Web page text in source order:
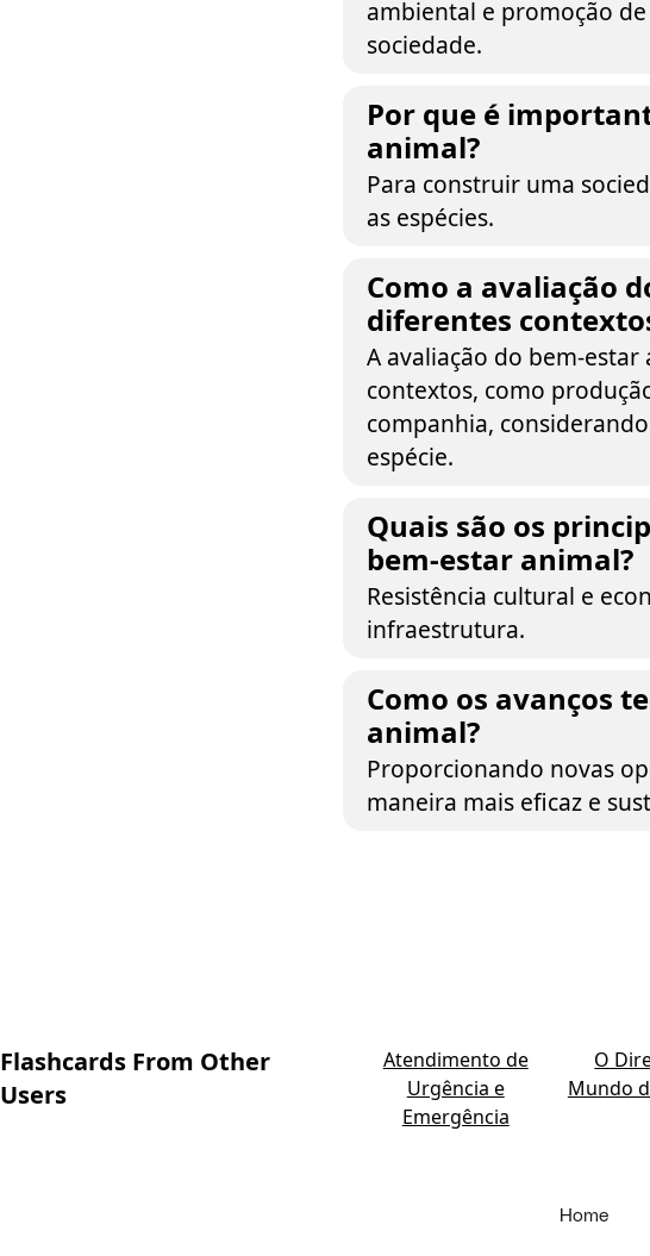
ambiental e promoção
sociedade.
Por que é
animal?
Para construir uma
as espécies.
Como a avaliação
diferentes
A avaliação do bem-
contextos, como
companhia,
espécie.
Quais são os
bem-estar animal?
Resistência cultural e
infraestrutura.
Como os avanços
animal?
Proporcionando novas
maneira mais eficaz e
Flashcards From Other
Users
Atendimento de
Urgência e
Emergência
O
Mundo
Home